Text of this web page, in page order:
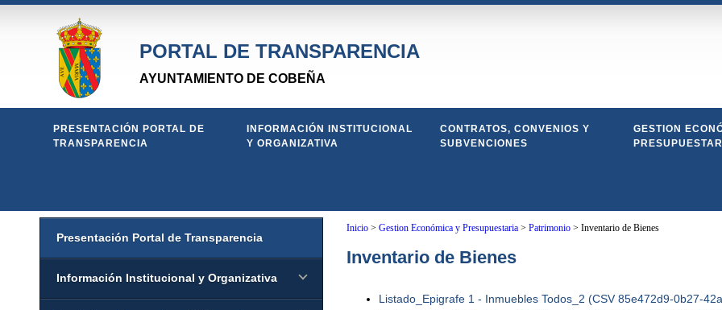
PORTAL DE TRANSPARENCIA
AYUNTAMIENTO DE COBEÑA
PRESENTACIÓN PORTAL DE
TRANSPARENCIA
INFORMACIÓN INSTITUCIONAL
Y ORGANIZATIVA
CONTRATOS, CONVENIOS Y
SUBVENCIONES
GESTION
Presentación Portal de Transparencia
Información Institucional y Organizativa
Inicio> Gestion Económica y Presupuestaria> Patrimonio> Inventario de Bienes
Inventario de Bienes
Listado_Epigrafe 1 - Inmuebles Todos_2 (CSV 85e472d9-0b27-